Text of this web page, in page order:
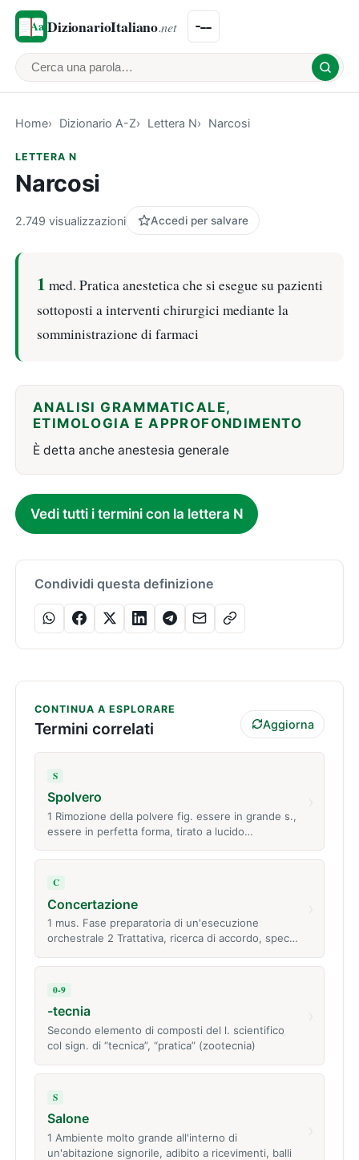
DizionarioItaliano.net
Cerca una parola
Home Dizionario A-Z Lettera N Narcosi
LETTERA N
Narcosi
2.749 visualizzazioni Accedi per salvare
1 med. Pratica anestetica che si esegue su pazienti
sottoposti a interventi chirurgici mediante la
somministrazione di farmaci
ANALISI GRAMMATICALE,
ETIMOLOGIA E APPROFONDIMENTO
È detta anche anestesia generale
Vedi tutti i termini con la lettera N
Condividi questa definizione
CONTINUA A ESPLORARE
Termini correlati Aggiorna
S
Spolvero
1 Rimozione della polvere fig. essere in grande s.,
essere in perfetta forma, tirato a lucido…
C
Concertazione
1 mus. Fase preparatoria di un'esecuzione
orchestrale 2 Trattativa, ricerca di accordo, spec…
0-9
-tecnia
Secondo elemento di composti del l. scientifico
col sign. di “tecnica”, “pratica” (zootecnia)
S
Salone
1 Ambiente molto grande all'interno di
un'abitazione signorile, adibito a ricevimenti, balli